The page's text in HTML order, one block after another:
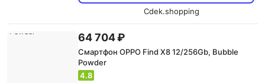
Cdek.shopping
64 704 ₽
Смартфон OPPO Find X8 12/256Gb, Bubble
Powder
4.8